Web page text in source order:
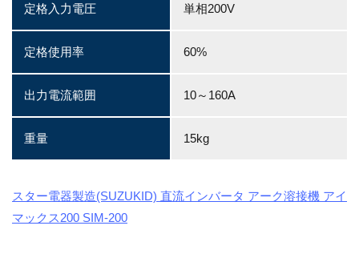
定格入力電圧 単相200V
定格使用率 60%
出力電流範囲 10～160A
重量 15kg
スター電器製造(SUZUKID) 直流インバータ アーク溶接機 アイ
マックス200 SIM-200